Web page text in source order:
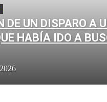
DE UN DISPARO A
HABÍA IDO A